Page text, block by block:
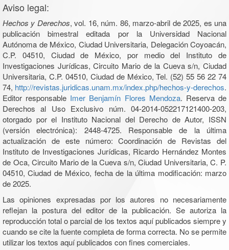
Aviso legal:
Hechos y Derechos, vol. 16, núm. 86, marzo-abril de 2025, es una
publicación bimestral editada por la Universidad Nacional
Autónoma de México, Ciudad Universitaria, Delegación Coyoacán,
C.P. 04510, Ciudad de México, por medio del Instituto de
Investigaciones Jurídicas, Circuito Mario de la Cueva s/n, Ciudad
Universitaria, C.P. 04510, Ciudad de México, Tel. (52) 55 56 22 74
74, http://revistas.juridicas.unam.mx/index.php/hechos-y-derechos.
Editor responsable Imer Benjamín Flores Mendoza. Reserva de
Derechos al Uso Exclusivo núm. 04-2014-052217121400-203,
otorgado por el Instituto Nacional del Derecho de Autor, ISSN
(versión electrónica): 2448-4725. Responsable de la última
actualización de este número: Coordinación de Revistas del
Instituto de Investigaciones Jurídicas, Ricardo Hernández Montes
de Oca, Circuito Mario de la Cueva s/n, Ciudad Universitaria, C. P.
04510, Ciudad de México, fecha de la última modificación: marzo
de 2025.
Las opiniones expresadas por los autores no necesariamente
reflejan la postura del editor de la publicación. Se autoriza la
reproducción total o parcial de los textos aquí publicados siempre y
cuando se cite la fuente completa de forma correcta. No se permite
utilizar los textos aquí publicados con fines comerciales.